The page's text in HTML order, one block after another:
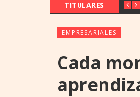
TITULARES
EMPRESARIALES
Cada